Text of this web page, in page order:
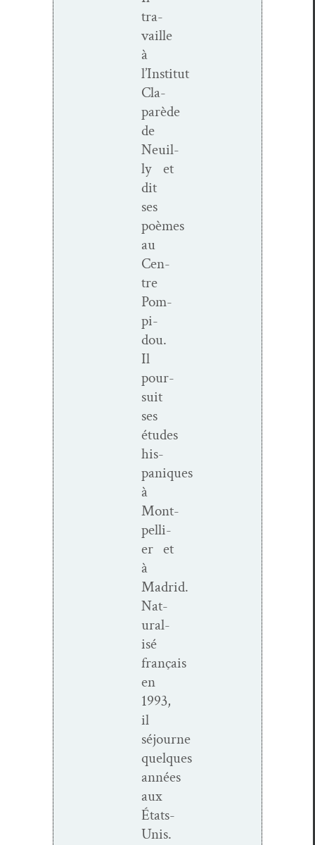
tra­
vaille
à
l’Institut
Cla­
parède
de
Neuil­
ly et
dit
ses
poèmes
au
Cen­
tre
Pom­
pi­
dou.
Il
pour­
suit
ses
études
his­
paniques
à
Mont­
pel­li­
er et
à
Madrid.
Nat­
u­ral­
isé
français
en
1993,
il
séjourne
quelques
années
aux
États-
Unis.